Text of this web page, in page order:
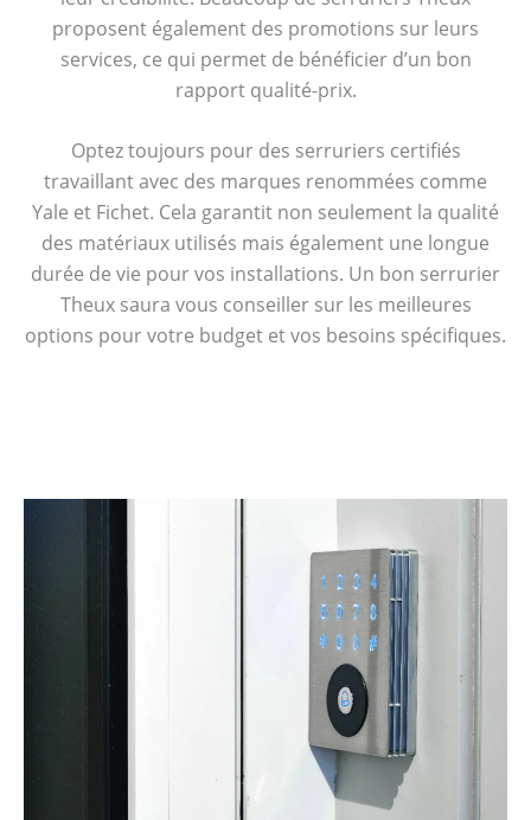
proposent également des promotions sur leurs
services, ce qui permet de bénéficier d’un bon
rapport qualité-prix.
Optez toujours pour des serruriers certifiés
travaillant avec des marques renommées comme
Yale et Fichet. Cela garantit non seulement la qualité
des matériaux utilisés mais également une longue
durée de vie pour vos installations. Un bon serrurier
Theux saura vous conseiller sur les meilleures
options pour votre budget et vos besoins spécifiques.